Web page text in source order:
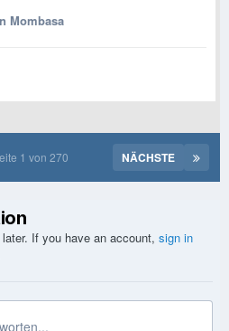
Mombasa
NÄCHSTE
1 von 270
If you have an account, sign in